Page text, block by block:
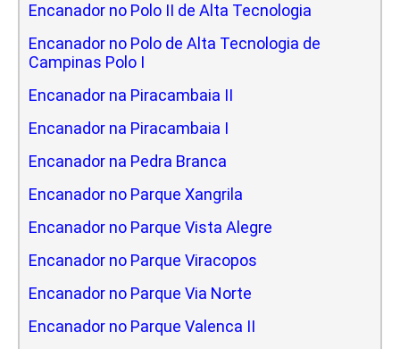
Encanador no Polo II de Alta Tecnologia
Encanador no Polo de Alta Tecnologia de
Campinas Polo I
Encanador na Piracambaia II
Encanador na Piracambaia I
Encanador na Pedra Branca
Encanador no Parque Xangrila
Encanador no Parque Vista Alegre
Encanador no Parque Viracopos
Encanador no Parque Via Norte
Encanador no Parque Valenca II